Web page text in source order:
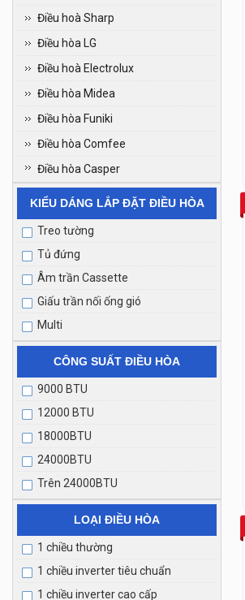
Điều hoà Sharp
Điều hòa LG
Điều hoà Electrolux
Điều hòa Midea
Điều hòa Funiki
Điều hòa Comfee
Điều hòa Casper
KIỂU DÁNG LẮP ĐẶT ĐIỀU HÒA
Treo tường
Tủ đứng
Âm trần Cassette
Giấu trần nối ống gió
Multi
CÔNG SUẤT ĐIỀU HÒA
9000 BTU
12000 BTU
18000BTU
24000BTU
Trên 24000BTU
LOẠI ĐIỀU HÒA
1 chiều thường
1 chiều inverter tiêu chuẩn
1 chiều inverter cao cấp